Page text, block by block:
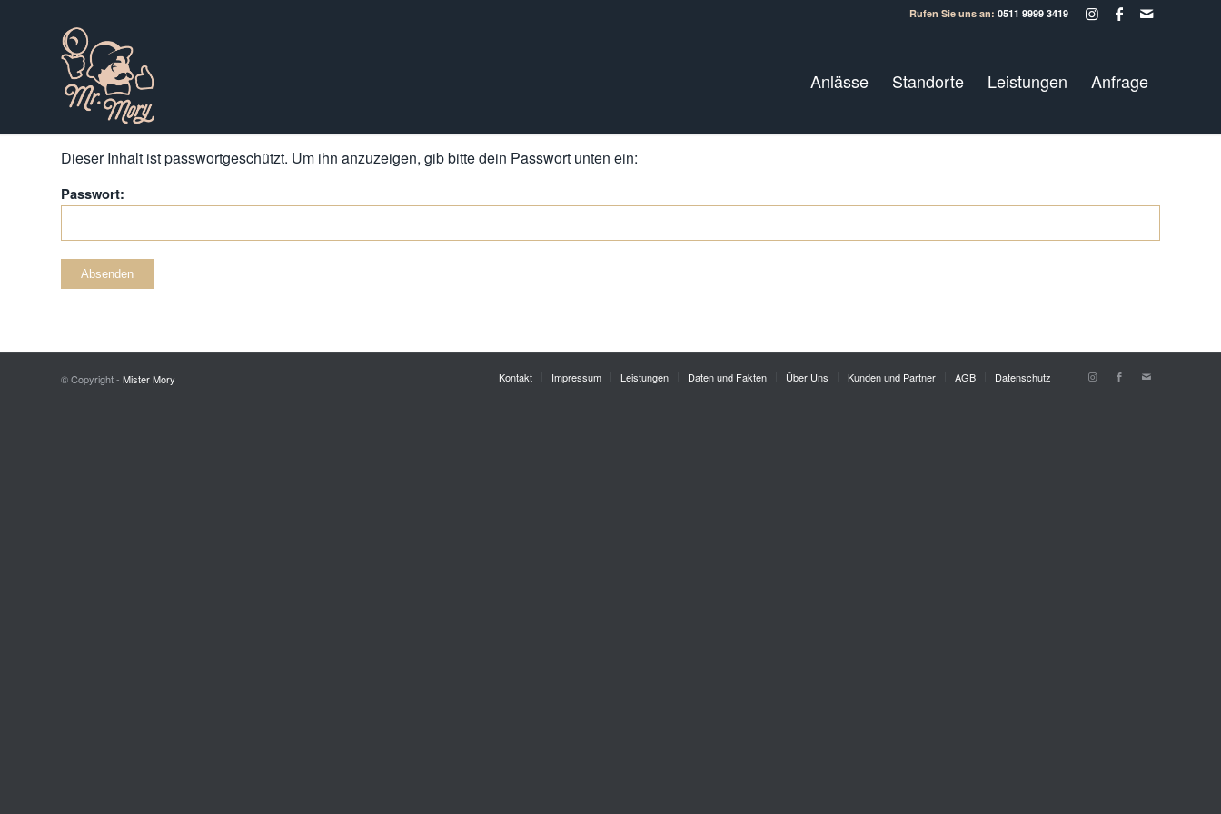
Rufen Sie uns an: 0511 9999 3419
Anlässe Standorte Leistungen Anfrage
Dieser Inhalt ist passwortgeschützt. Um ihn anzuzeigen, gib bitte dein Passwort unten ein:
Passwort:
© Copyright - Mister Mory Kontakt Impressum Leistungen Daten und Fakten Über Uns Kunden und Partner AGB Datenschutz